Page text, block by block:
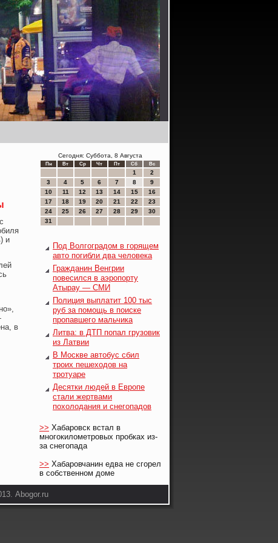
и
в
Сегодня: Суббота, 8 Августа
Пн Вт Ср Чт Пт Сб Вс
1
2
3
4 5 6 7 8
9
10
11 12 13 14 15
16
17
18 19 20 21 22
23
24
25 26 27 28 29
30
31
Под Волгоградом в горящем
авто погибли два человека
Гражданин Венгрии
повесился в аэропорту
Атырау — СМИ
Полиция выплатит 100 тыс
руб за помощь в поиске
пропавшего мальчика
Литва: в ДТП попал грузовик
из Латвии
В Москве автобус сбил
троих пешеходов на
тротуаре
Десятки людей в Европе
стали жертвами
похолодания и снегопадов
>> Хабаровск встал в
многокилометровых пробках из-
за снегопада
>> Хабаровчанин едва не сгорел
в собственном доме
Abogor.ru